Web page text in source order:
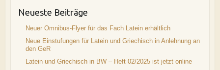
Neueste Beiträge
Neuer Omnibus-Flyer für das Fach Latein erhältlich
Neue Einstufungen für Latein und Griechisch in Anlehnung an
den GeR
Latein und Griechisch in BW – Heft 02/2025 ist jetzt online